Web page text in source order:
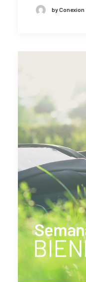
by Conexion